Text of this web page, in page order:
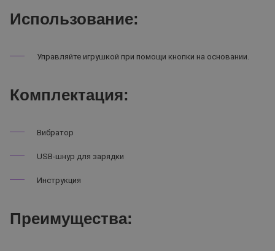
Использование:
Управляйте игрушкой при помощи кнопки на основании.
Комплектация:
Вибратор
USB-шнур для зарядки
Инструкция
Преимущества: